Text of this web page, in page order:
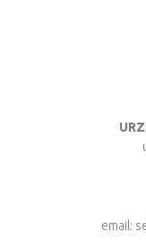
email: